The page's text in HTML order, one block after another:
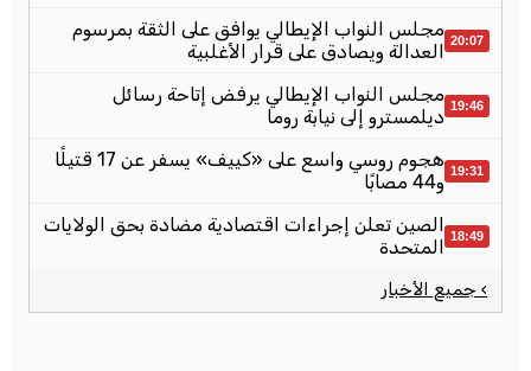
20:07 مجلس النواب الإيطالي يوافق على الثقة بمرسوم
العدالة ويصادق على قرار الأغلبية
19:46 مجلس النواب الإيطالي يرفض إتاحة رسائل
ديلمسترو إلى نيابة روما
19:31
هجوم روسي واسع على «كييف» يسفر عن 17 قتيلًا
و44 مصابًا
18:49 الصين تعلن إجراءات اقتصادية مضادة بحق الولايات
المتحدة
› جميع الأخبار